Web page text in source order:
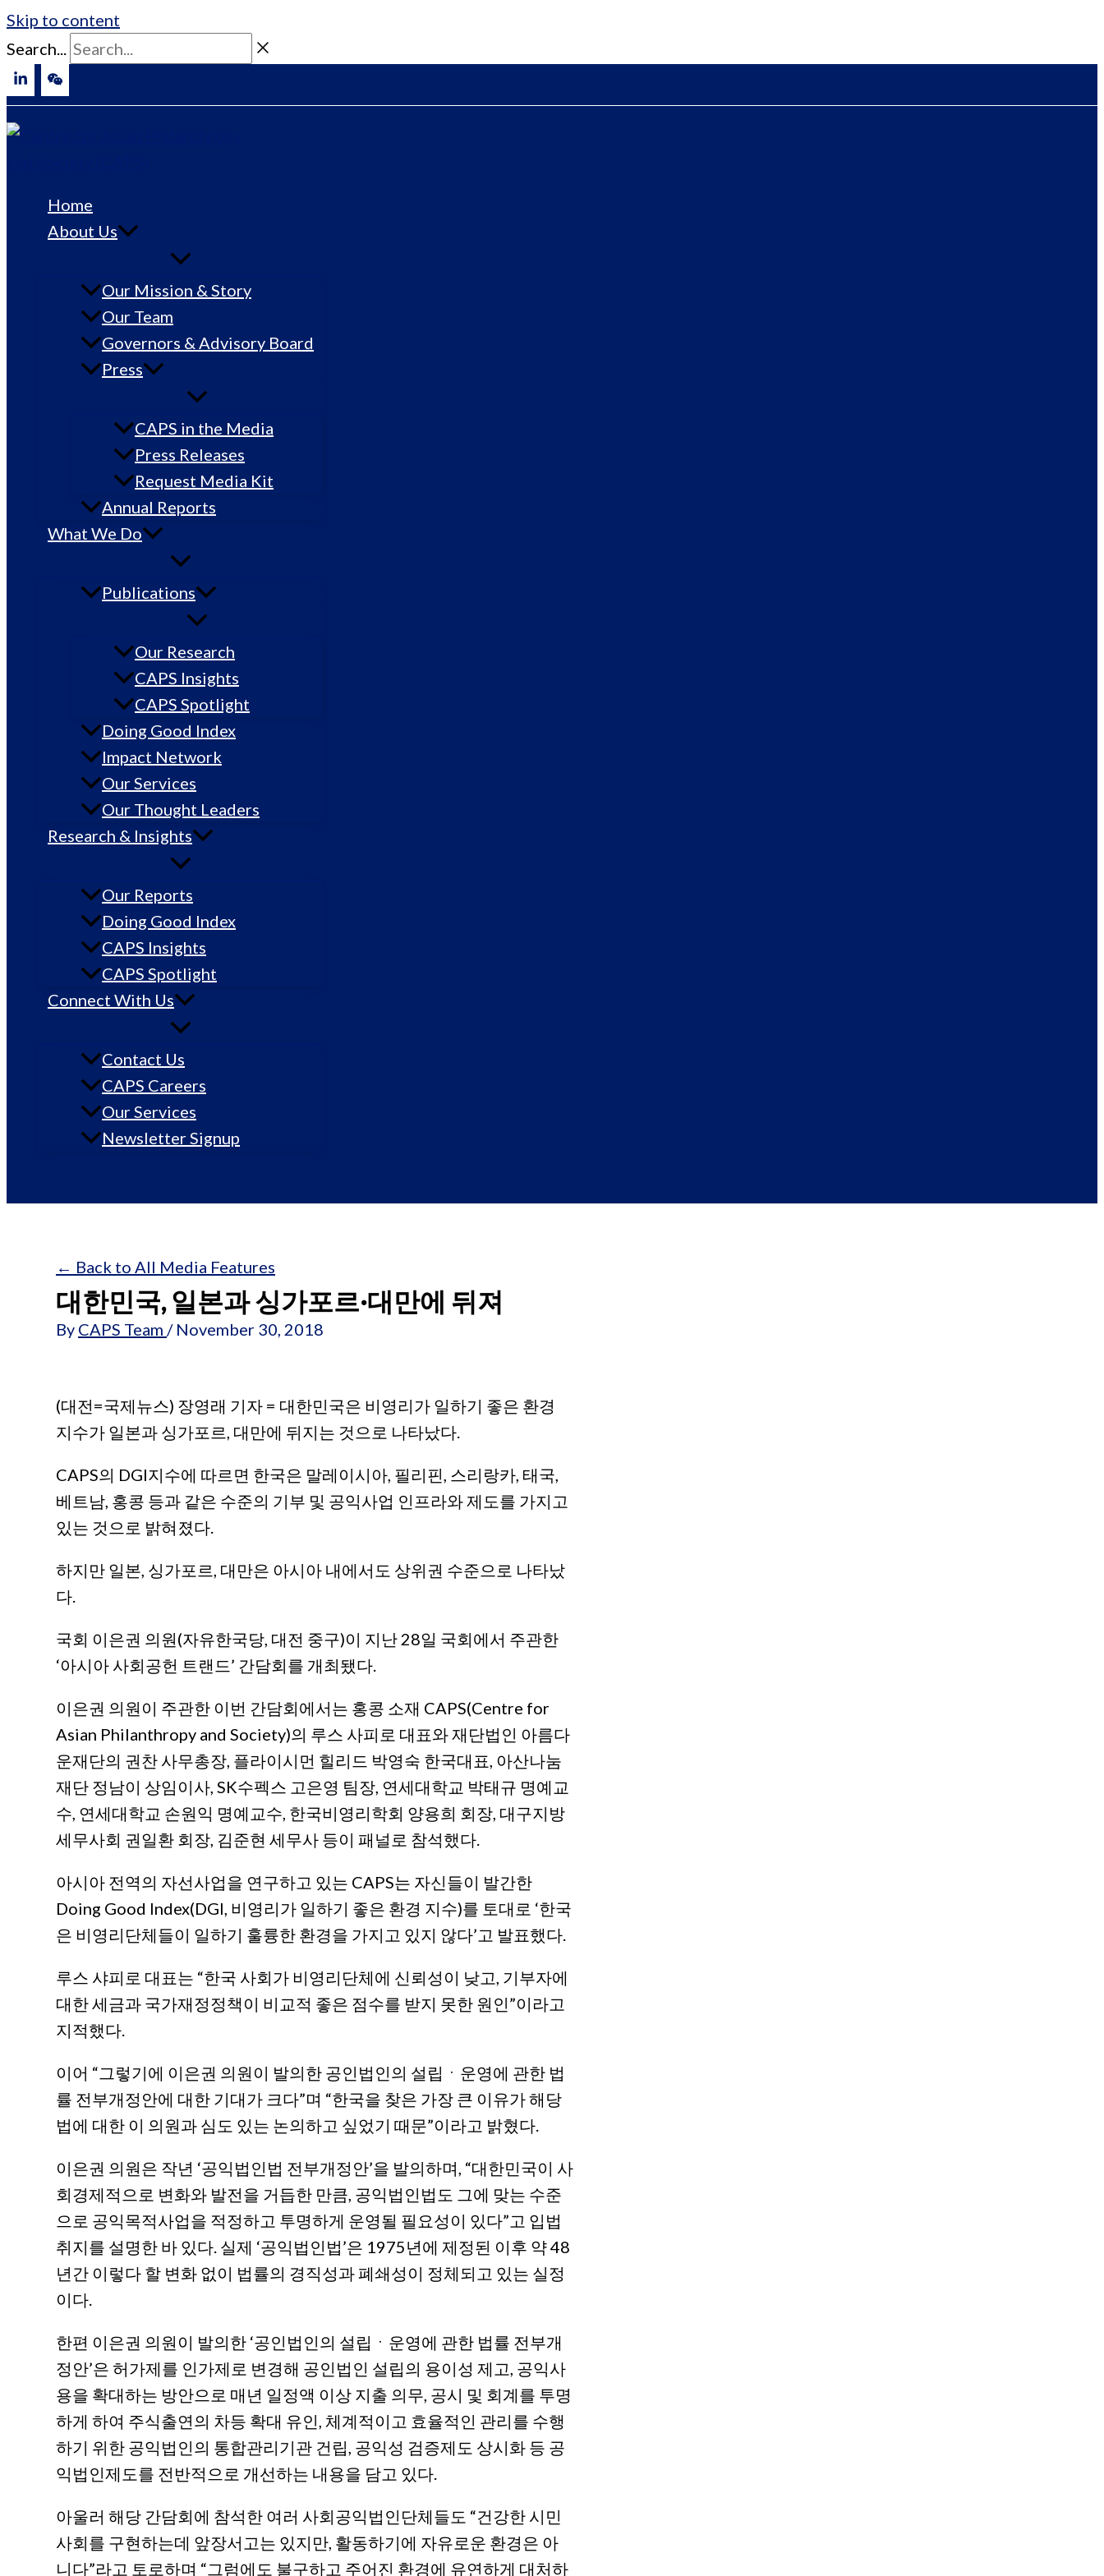
Skip to content
Search...
Home
About Us
Our Mission & Story
Our Team
Governors & Advisory Board
Press
CAPS in the Media
Press Releases
Request Media Kit
Annual Reports
What We Do
Publications
Our Research
CAPS Insights
CAPS Spotlight
Doing Good Index
Impact Network
Our Services
Our Thought Leaders
Research & Insights
Our Reports
Doing Good Index
CAPS Insights
CAPS Spotlight
Connect With Us
Contact Us
CAPS Careers
Our Services
Newsletter Signup
← Back to All Media Features
대한민국, 일본과 싱가포르·대만에 뒤져
By CAPS Team / November 30, 2018
(대전=국제뉴스) 장영래 기자 = 대한민국은 비영리가 일하기 좋은 환경
지수가 일본과 싱가포르, 대만에 뒤지는 것으로 나타났다.
CAPS의 DGI지수에 따르면 한국은 말레이시아, 필리핀, 스리랑카, 태국,
베트남, 홍콩 등과 같은 수준의 기부 및 공익사업 인프라와 제도를 가지고
있는 것으로 밝혀졌다.
하지만 일본, 싱가포르, 대만은 아시아 내에서도 상위권 수준으로 나타났
다.
국회 이은권 의원(자유한국당, 대전 중구)이 지난 28일 국회에서 주관한
‘아시아 사회공헌 트랜드’ 간담회를 개최됐다.
이은권 의원이 주관한 이번 간담회에서는 홍콩 소재 CAPS(Centre for
Asian Philanthropy and Society)의 루스 사피로 대표와 재단법인 아름다
운재단의 권찬 사무총장, 플라이시먼 힐리드 박영숙 한국대표, 아산나눔
재단 정남이 상임이사, SK수펙스 고은영 팀장, 연세대학교 박태규 명예교
수, 연세대학교 손원익 명예교수, 한국비영리학회 양용희 회장, 대구지방
세무사회 권일환 회장, 김준현 세무사 등이 패널로 참석했다.
아시아 전역의 자선사업을 연구하고 있는 CAPS는 자신들이 발간한
Doing Good Index(DGI, 비영리가 일하기 좋은 환경 지수)를 토대로 ‘한국
은 비영리단체들이 일하기 훌륭한 환경을 가지고 있지 않다’고 발표했다.
루스 샤피로 대표는 “한국 사회가 비영리단체에 신뢰성이 낮고, 기부자에
대한 세금과 국가재정정책이 비교적 좋은 점수를 받지 못한 원인”이라고
지적했다.
이어 “그렇기에 이은권 의원이 발의한 공인법인의 설립ㆍ운영에 관한 법
률 전부개정안에 대한 기대가 크다”며 “한국을 찾은 가장 큰 이유가 해당
법에 대한 이 의원과 심도 있는 논의하고 싶었기 때문”이라고 밝혔다.
이은권 의원은 작년 ‘공익법인법 전부개정안’을 발의하며, “대한민국이 사
회경제적으로 변화와 발전을 거듭한 만큼, 공익법인법도 그에 맞는 수준
으로 공익목적사업을 적정하고 투명하게 운영될 필요성이 있다”고 입법
취지를 설명한 바 있다. 실제 ‘공익법인법’은 1975년에 제정된 이후 약 48
년간 이렇다 할 변화 없이 법률의 경직성과 폐쇄성이 정체되고 있는 실정
이다.
한편 이은권 의원이 발의한 ‘공인법인의 설립ㆍ운영에 관한 법률 전부개
정안’은 허가제를 인가제로 변경해 공인법인 설립의 용이성 제고, 공익사
용을 확대하는 방안으로 매년 일정액 이상 지출 의무, 공시 및 회계를 투명
하게 하여 주식출연의 차등 확대 유인, 체계적이고 효율적인 관리를 수행
하기 위한 공익법인의 통합관리기관 건립, 공익성 검증제도 상시화 등 공
익법인제도를 전반적으로 개선하는 내용을 담고 있다.
아울러 해당 간담회에 참석한 여러 사회공익법인단체들도 “건강한 시민
사회를 구현하는데 앞장서고는 있지만, 활동하기에 자유로운 환경은 아
니다”라고 토로하며 “그럼에도 불구하고 주어진 환경에 유연하게 대처하